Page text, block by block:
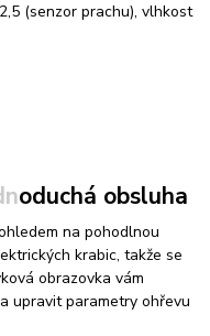
(senzor prachu), vlhkost
obsluha
na pohodlnou
krabic, takže se
obrazovka vám
upravit parametry ohřevu